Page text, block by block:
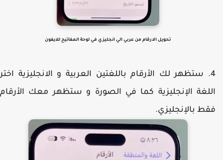
تحويل الارقام من عربي الي انجليزي في لوحة المفاتيح للايفون
ستظهر لك الأرقام باللغتين العربية و الانجليزية اختر
الإنجليزية كما في الصورة و ستظهر معك الأرقام
بالإنجليزي.